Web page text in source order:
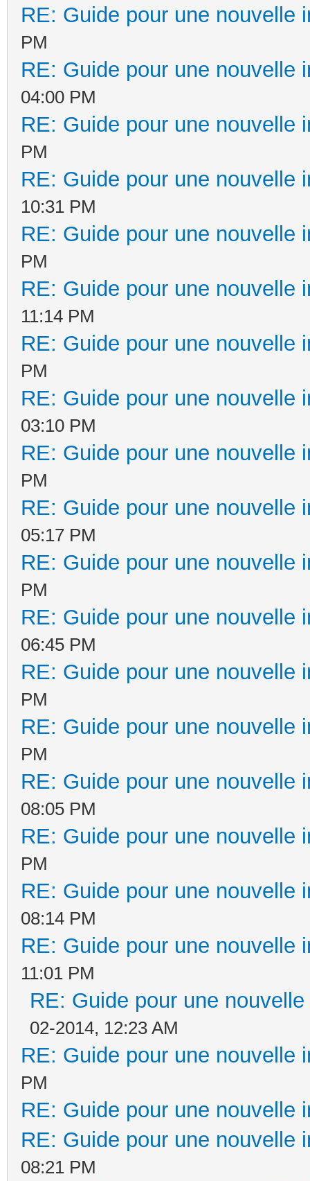
RE: Guide pour une nouvelle
PM
RE: Guide pour une nouvelle
04:00 PM
RE: Guide pour une nouvelle
PM
RE: Guide pour une nouvelle
10:31 PM
RE: Guide pour une nouvelle
PM
RE: Guide pour une nouvelle
11:14 PM
RE: Guide pour une nouvelle
PM
RE: Guide pour une nouvelle
03:10 PM
RE: Guide pour une nouvelle
PM
RE: Guide pour une nouvelle
05:17 PM
RE: Guide pour une nouvelle
PM
RE: Guide pour une nouvelle
06:45 PM
RE: Guide pour une nouvelle
PM
RE: Guide pour une nouvelle
PM
RE: Guide pour une nouvelle
08:05 PM
RE: Guide pour une nouvelle
PM
RE: Guide pour une nouvelle
08:14 PM
RE: Guide pour une nouvelle
11:01 PM
RE: Guide pour une
02-2014, 12:23 AM
RE: Guide pour une nouvelle
PM
RE: Guide pour une nouvelle
RE: Guide pour une nouvelle
08:21 PM